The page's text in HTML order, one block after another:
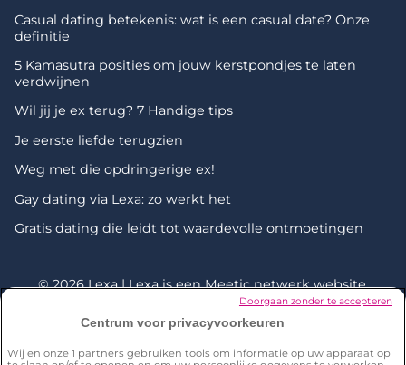
Casual dating betekenis: wat is een casual date? Onze
definitie
5 Kamasutra posities om jouw kerstpondjes te laten
verdwijnen
Wil jij je ex terug? 7 Handige tips
Je eerste liefde terugzien
Weg met die opdringerige ex!
Gay dating via Lexa: zo werkt het
Gratis dating die leidt tot waardevolle ontmoetingen
© 2026 Lexa | Lexa is eenMeetic netwerkwebsite.
*Onderzoek uitgevoerd door Dynata in december 2023 onder
een representatieve steekproef van 2001 personen van 18+ in
Nederland. 18% van de respondenten zegt iemand te kennen
Centrum voor privacyvoorkeuren
Wij en onze 1 partners gebruiken tools om informatie op uw apparaat op
Doorgaan zonder te accepteren